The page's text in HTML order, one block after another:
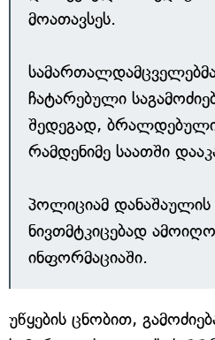
მოათავსეს.
ჩატარებული
შედეგად,
რამდენიმე საათში
პოლიციამ დანაშაულის
ნივთმტკიცებად
ინფორმაციაში.
უწყების ცნობით,